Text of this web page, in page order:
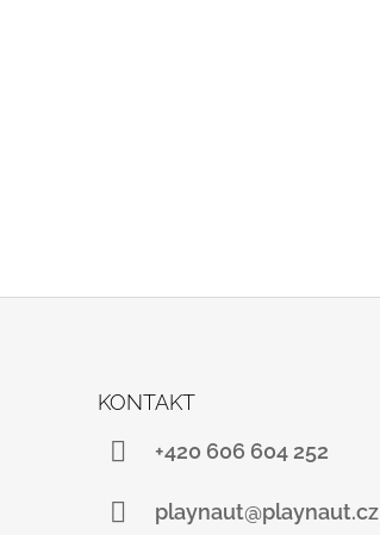
KONTAKT
+420 606 604 252
playnaut@playnaut.cz